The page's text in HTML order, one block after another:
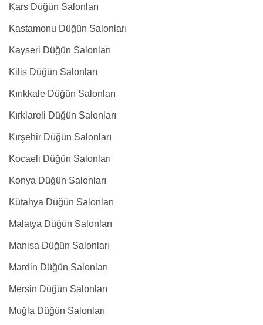
Kars Düğün Salonları
Kastamonu Düğün Salonları
Kayseri Düğün Salonları
Kilis Düğün Salonları
Kırıkkale Düğün Salonları
Kırklareli Düğün Salonları
Kırşehir Düğün Salonları
Kocaeli Düğün Salonları
Konya Düğün Salonları
Kütahya Düğün Salonları
Malatya Düğün Salonları
Manisa Düğün Salonları
Mardin Düğün Salonları
Mersin Düğün Salonları
Muğla Düğün Salonları